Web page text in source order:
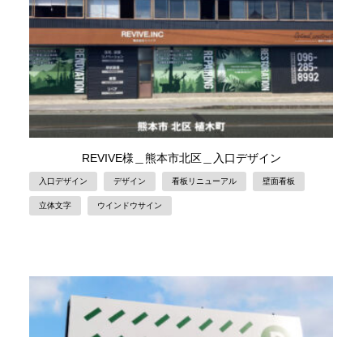
REVIVE様＿熊本市北区＿入口デザイン
入口デザイン デザイン 看板リニューアル 壁面看板
立体文字 ウインドウサイン